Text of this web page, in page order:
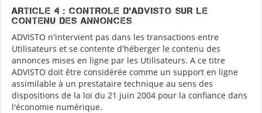
ARTICLE 4 : CONTROLE D'ADVISTO SUR LE
CONTENU DES ANNONCES
ADVISTO n'intervient pas dans les transactions entre
Utilisateurs et se contente d'héberger le contenu des
annonces mises en ligne par les Utilisateurs. A ce titre
ADVISTO doit être considérée comme un support en ligne
assimilable à un prestataire technique au sens des
dispositions de la loi du 21 juin 2004 pour la confiance dans
l'économie numérique.